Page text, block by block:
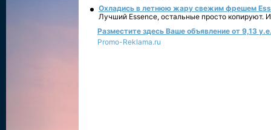
Охладись в летнюю жару свежим фрешем
Лучший Essence, остальные просто копируют.
Разместите здесь Ваше объявление от 9,13
Promo-Reklama.ru